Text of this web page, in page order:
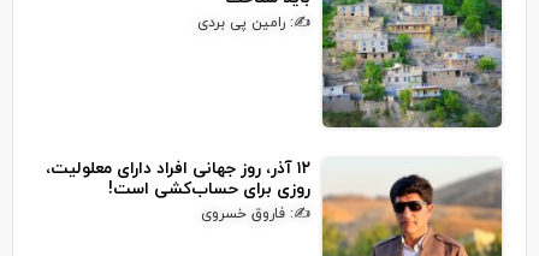
✍: رامین پی بردی
۱۲ آذر، روز جهانی افراد دارای معلولیت،
روزی برای حساب‌کشی است!
✍: فاروق خسروی